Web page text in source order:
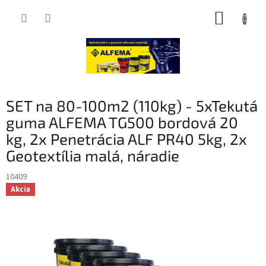
SET na 80-100m2 (110kg) - 5xTekutá
guma ALFEMA TG500 bordová 20
kg, 2x Penetrácia ALF PR40 5kg, 2x
Geotextília malá, náradie
10409
Akcia